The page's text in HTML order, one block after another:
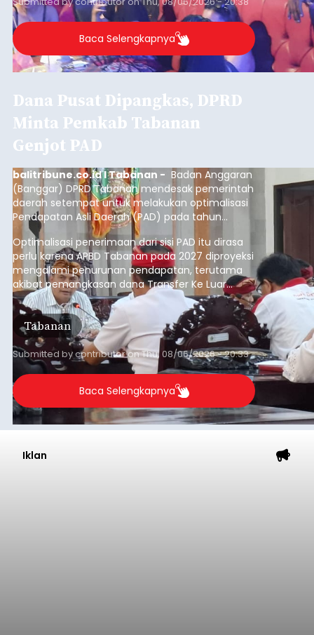
Baca Selengkapnya
Dana Pusat Dipangkas, DPRD
Minta Pemkab Tabanan
Genjot PAD
balitribune.co.id I Tabanan - Badan Anggaran
(Banggar) DPRD Tabanan mendesak pemerintah
daerah setempat untuk melakukan optimalisasi
Pendapatan Asli Daerah (PAD) pada tahun
anggaran 2027.
Optimalisasi penerimaan dari sisi PAD itu dirasa
perlu karena APBD Tabanan pada 2027 diproyeksi
mengalami penurunan pendapatan, terutama
akibat pemangkasan dana Transfer Ke Luar
Daerah (TKD) dari pemerintah pusat.
Tabanan
Submitted bycontributoronThu, 08/06/2026 - 20:33
Baca Selengkapnya
Iklan